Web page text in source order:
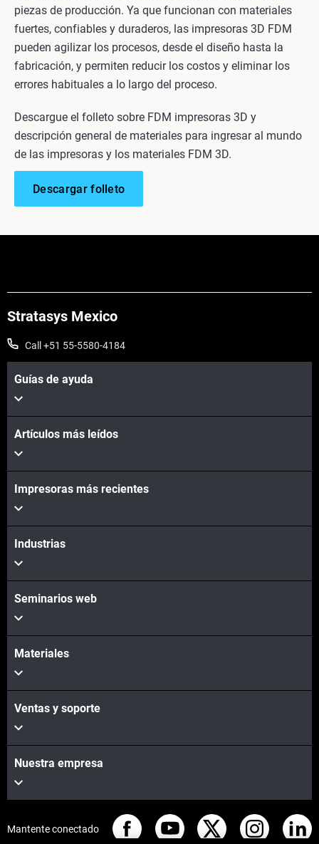
piezas de producción. Ya que funcionan con materiales
fuertes, confiables y duraderos, las impresoras 3D FDM
pueden agilizar los procesos, desde el diseño hasta la
fabricación, y permiten reducir los costos y eliminar los
errores habituales a lo largo del proceso.
Descargue el folleto sobre FDM impresoras 3D y
descripción general de materiales para ingresar al mundo
de las impresoras y los materiales FDM 3D.
Descargar folleto
Stratasys Mexico
Call +51 55-5580-4184
Guías de ayuda
Artículos más leídos
Impresoras más recientes
Industrias
Seminarios web
Materiales
Ventas y soporte
Nuestra empresa
Mantente conectado